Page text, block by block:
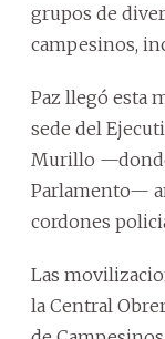
grupos de
campesinos,
Paz llegó esta
sede del
Murillo
Parlamento—
cordones
Las
la Central